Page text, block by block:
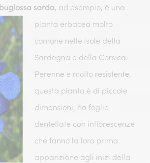
buglossa sarda, ad esempio, è una
pianta erbacea molto
comune nelle isole della
Sardegna e della Corsica.
Perenne e molto resistente,
questa pianta è di piccole
dimensioni, ha foglie
dentellate con inflorescenze
che fanno la loro prima
apparizione agli inizi della